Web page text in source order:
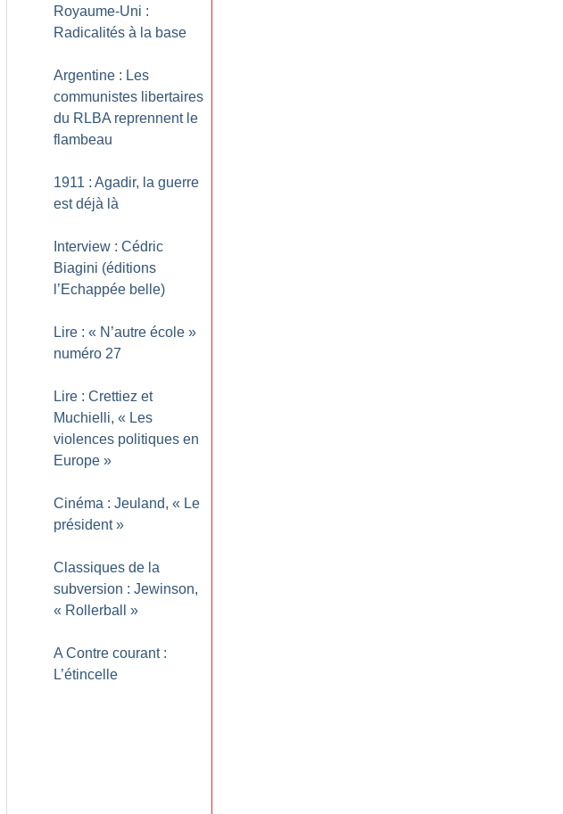
Royaume-Uni :
Radicalités à la base
Argentine : Les
communistes libertaires
du RLBA reprennent le
flambeau
1911 : Agadir, la guerre
est déjà là
Interview : Cédric
Biagini (éditions
l’Echappée belle)
Lire : « N’autre école »
numéro 27
Lire : Crettiez et
Muchielli, « Les
violences politiques en
Europe »
Cinéma : Jeuland, « Le
président »
Classiques de la
subversion : Jewinson,
« Rollerball »
A Contre courant :
L’étincelle